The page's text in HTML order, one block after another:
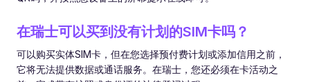
在瑞士可以买到没有计划的SIM卡吗？
可以购买实体SIM卡，但在您选择预付费计划或添加信用之前，
它将无法提供数据或通话服务。在瑞士，您还必须在卡活动之